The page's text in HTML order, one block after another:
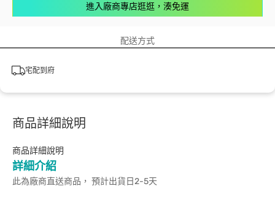
進入廠商專店逛逛，湊免運
配送方式
宅配到府
商品詳細說明
商品詳細說明
詳細介紹
此為廠商直送商品， 預計出貨日2-5天